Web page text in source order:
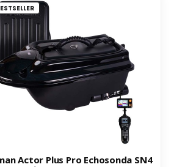
Actor Plus Pro Echosonda SN4